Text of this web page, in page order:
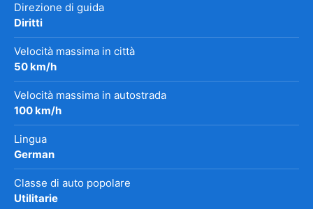
Direzione di guida
Diritti
Velocità massima in città
50 km/h
Velocità massima in autostrada
100 km/h
Lingua
German
Classe di auto popolare
Utilitarie